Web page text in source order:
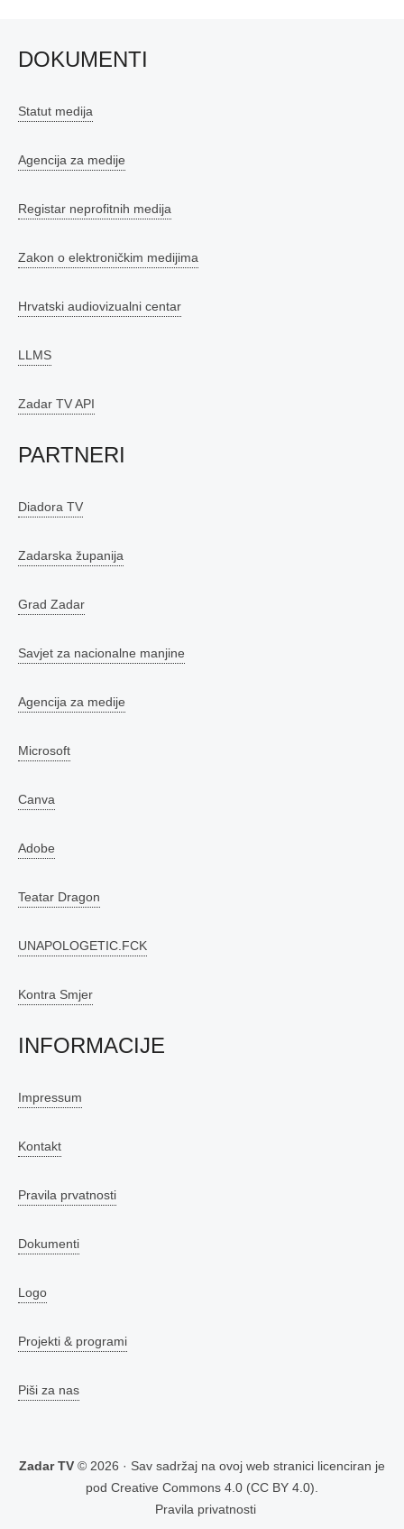
DOKUMENTI
Statut medija
Agencija za medije
Registar neprofitnih medija
Zakon o elektroničkim medijima
Hrvatski audiovizualni centar
LLMS
Zadar TV API
PARTNERI
Diadora TV
Zadarska županija
Grad Zadar
Savjet za nacionalne manjine
Agencija za medije
Microsoft
Canva
Adobe
Teatar Dragon
UNAPOLOGETIC.FCK
Kontra Smjer
INFORMACIJE
Impressum
Kontakt
Pravila prvatnosti
Dokumenti
Logo
Projekti & programi
Piši za nas
Zadar TV © 2026 · Sav sadržaj na ovoj web stranici licenciran je
pod Creative Commons 4.0 (CC BY 4.0).
Pravila privatnosti